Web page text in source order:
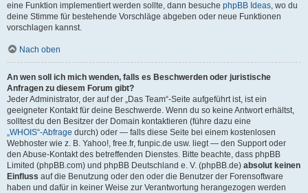
eine Funktion implementiert werden sollte, dann besuche phpBB Ideas, wo du
deine Stimme für bestehende Vorschläge abgeben oder neue Funktionen
vorschlagen kannst.
Nach oben
An wen soll ich mich wenden, falls es Beschwerden oder juristische
Anfragen zu diesem Forum gibt?
Jeder Administrator, der auf der „Das Team“-Seite aufgeführt ist, ist ein
geeigneter Kontakt für deine Beschwerde. Wenn du so keine Antwort erhältst,
solltest du den Besitzer der Domain kontaktieren (führe dazu eine
„WHOIS“-Abfrage durch) oder — falls diese Seite bei einem kostenlosen
Webhoster wie z. B. Yahoo!, free.fr, funpic.de usw. liegt — den Support oder
den Abuse-Kontakt des betreffenden Dienstes. Bitte beachte, dass phpBB
Limited (phpBB.com) und phpBB Deutschland e. V. (phpBB.de) absolut keinen
Einfluss auf die Benutzung oder den oder die Benutzer der Forensoftware
haben und dafür in keiner Weise zur Verantwortung herangezogen werden